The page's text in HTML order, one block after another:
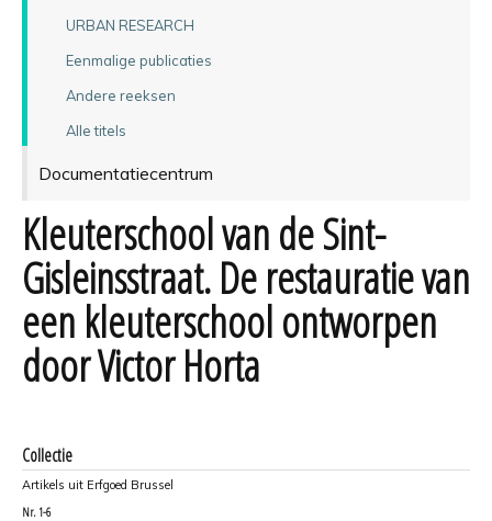
URBAN RESEARCH
Eenmalige publicaties
Andere reeksen
Alle titels
Documentatiecentrum
Kleuterschool van de Sint-
Gisleinsstraat. De restauratie van
een kleuterschool ontworpen
door Victor Horta
Collectie
Artikels uit Erfgoed Brussel
Nr. 1-6